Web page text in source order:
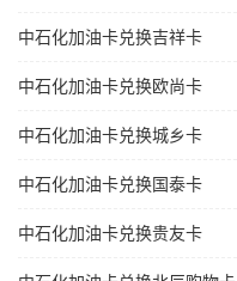
中石化加油卡兑换吉祥卡
中石化加油卡兑换欧尚卡
中石化加油卡兑换城乡卡
中石化加油卡兑换国泰卡
中石化加油卡兑换贵友卡